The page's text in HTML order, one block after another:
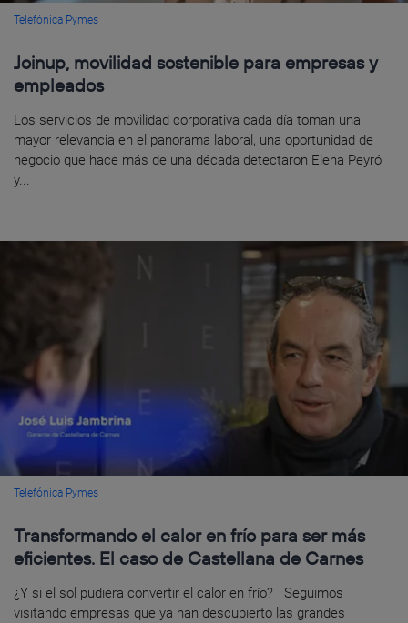
Telefónica Pymes
Joinup, movilidad sostenible para empresas y
empleados
Los servicios de movilidad corporativa cada día toman una
mayor relevancia en el panorama laboral, una oportunidad de
negocio que hace más de una década detectaron Elena Peyró
y...
Telefónica Pymes
Transformando el calor en frío para ser más
eficientes. El caso de Castellana de Carnes
¿Y si el sol pudiera convertir el calor en frío? Seguimos
visitando empresas que ya han descubierto las grandes